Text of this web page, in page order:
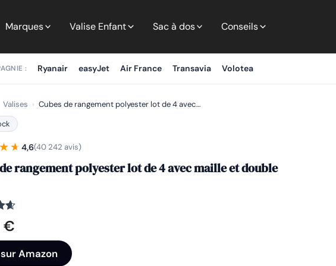
Marques Valise Enfant Sac à dos Conseils
: Ryanair easyJet Air France Transavia Volotea
Valises › Cubes de rangement polyester lot de 4 avec…
4,6(40 242 avis)
rangement polyester lot de 4 avec maille et double
€
Amazon